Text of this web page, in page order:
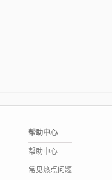
帮助中心
帮助中心
常见热点问题